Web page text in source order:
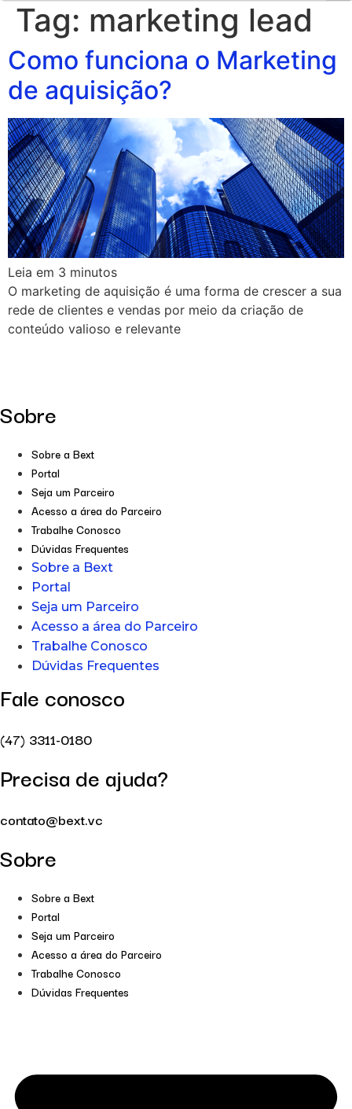
Tag: marketing lead
Como funciona o Marketing
de aquisição?
Leia em 3 minutos
O marketing de aquisição é uma forma de crescer a sua
rede de clientes e vendas por meio da criação de
conteúdo valioso e relevante
Sobre
Sobre a Bext
Portal
Seja um Parceiro
Acesso a área do Parceiro
Trabalhe Conosco
Dúvidas Frequentes
Sobre a Bext
Portal
Seja um Parceiro
Acesso a área do Parceiro
Trabalhe Conosco
Dúvidas Frequentes
Fale conosco
(47) 3311-0180
Precisa de ajuda?
contato@bext.vc
Sobre
Sobre a Bext
Portal
Seja um Parceiro
Acesso a área do Parceiro
Trabalhe Conosco
Dúvidas Frequentes